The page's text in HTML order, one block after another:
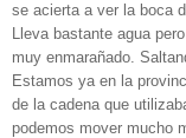
se acierta a ver la boca
Lleva bastante agua
muy enmarañado.
Estamos ya en la
de la cadena que
podemos mover mucho